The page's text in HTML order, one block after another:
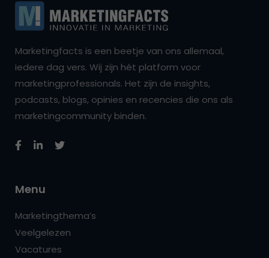
Marketingfacts is een beetje van ons allemaal,
iedere dag vers. Wij zijn hét platform voor
marketingprofessionals. Het zijn de insights,
podcasts, blogs, opinies en recencies die ons als
marketingcommunity binden.
Menu
Marketingthema’s
Veelgelezen
Vacatures